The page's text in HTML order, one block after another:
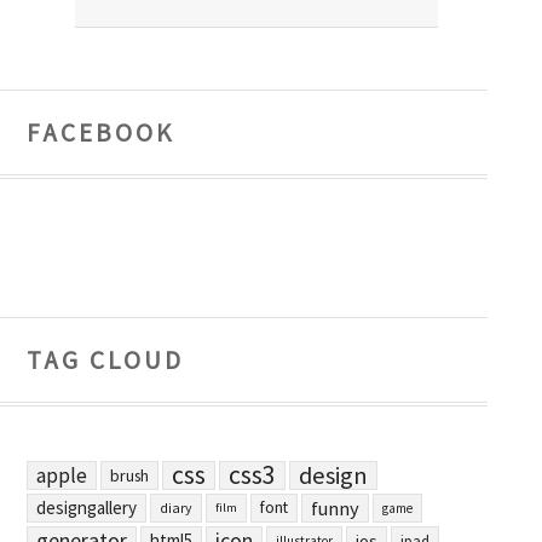
FACEBOOK
TAG CLOUD
apple brush css css3 design
designgallery diary film font funny game